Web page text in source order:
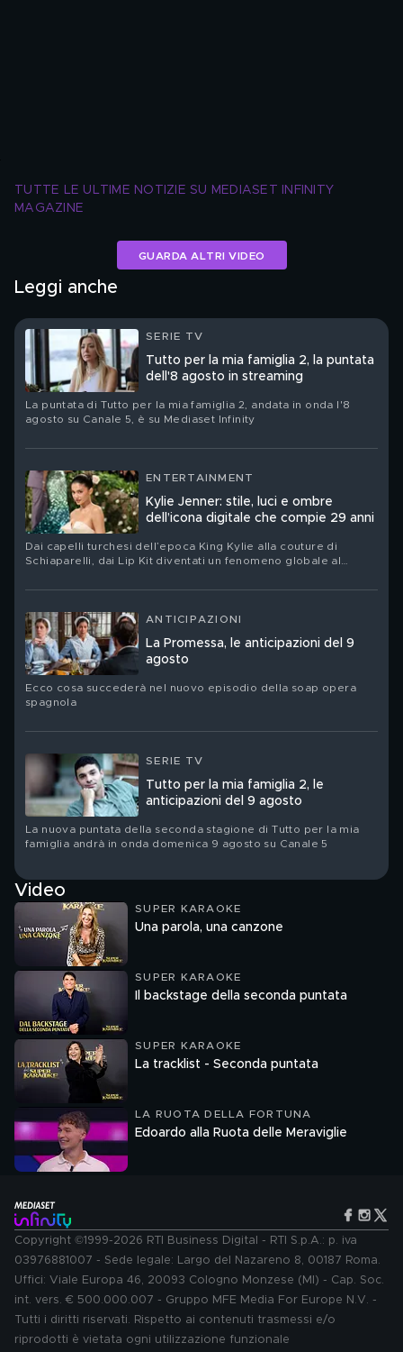
TUTTE LE ULTIME NOTIZIE SU MEDIASET INFINITY
MAGAZINE
GUARDA ALTRI VIDEO
Leggi anche
SERIE TV
Tutto per la mia famiglia 2, la puntata
dell'8 agosto in streaming
La puntata di Tutto per la mia famiglia 2, andata in onda l'8
agosto su Canale 5, è su Mediaset Infinity
ENTERTAINMENT
Kylie Jenner: stile, luci e ombre
dell’icona digitale che compie 29 anni
Dai capelli turchesi dell’epoca King Kylie alla couture di
Schiaparelli, dai Lip Kit diventati un fenomeno globale al
compleanno. Ritratto di una star che ha trasformato la propria
contraddizioni
ANTICIPAZIONI
La Promessa, le anticipazioni del 9
agosto
Ecco cosa succederà nel nuovo episodio della soap opera
spagnola
SERIE TV
Tutto per la mia famiglia 2, le
anticipazioni del 9 agosto
La nuova puntata della seconda stagione di Tutto per la mia
famiglia andrà in onda domenica 9 agosto su Canale 5
Video
SUPER KARAOKE
Una parola, una canzone
SUPER KARAOKE
Il backstage della seconda puntata
SUPER KARAOKE
La tracklist - Seconda puntata
LA RUOTA DELLA FORTUNA
Edoardo alla Ruota delle Meraviglie
Copyright ©1999-2026 RTI Business Digital - RTI S.p.A.: p. iva
03976881007 - Sede legale: Largo del Nazareno 8, 00187 Roma.
Uffici: Viale Europa 46, 20093 Cologno Monzese (MI) - Cap. Soc.
int. vers. € 500.000.007 - Gruppo MFE Media For Europe N.V. -
Tutti i diritti riservati. Rispetto ai contenuti trasmessi e/o
riprodotti è vietata ogni utilizzazione funzionale